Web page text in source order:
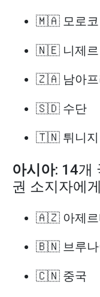
🇲🇦 모로코
🇳🇪 니제르
🇿🇦 남아프
🇸🇩 수단
🇹🇳 튀니지
아시아: 14개
권 소지자에
🇦🇿 아제르
🇧🇳 브루나
🇨🇳 중국